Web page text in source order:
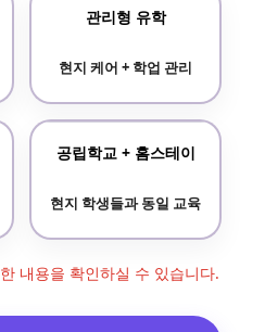
관리형 유학
현지 케어 + 학업 관리
공립학교 + 홈스테이
현지 학생들과 동일 교육
내용을 확인하실 수 있습니다.